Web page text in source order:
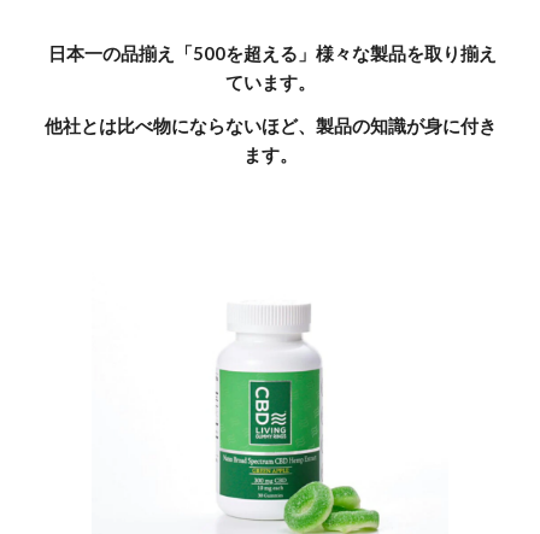
日本一の品揃え「500を超える」様々な製品を取り揃え
ています。
他社とは比べ物にならないほど、製品の知識が身に付き
ます。